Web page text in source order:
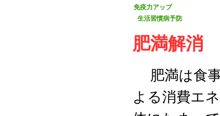
免疫力アップ
生活習慣病予防
肥満解消
肥満は食
よる消費エ